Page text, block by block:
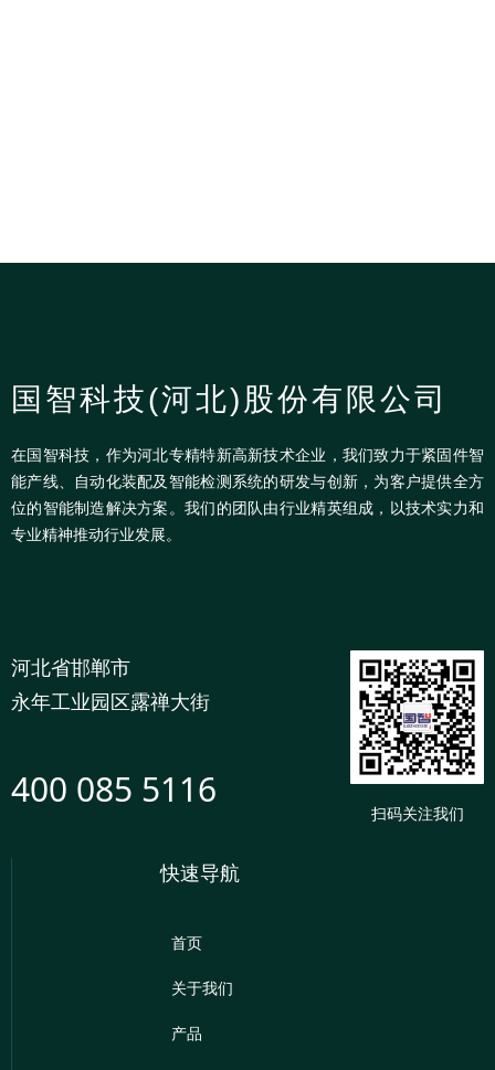
国智科技(河北)股份有限公司
在国智科技，作为河北专精特新高新技术企业，我们致力于紧固件智
能产线、自动化装配及智能检测系统的研发与创新，为客户提供全方
位的智能制造解决方案。我们的团队由行业精英组成，以技术实力和
专业精神推动行业发展。
河北省邯郸市
永年工业园区露禅大街
400 085 5116
扫码关注我们
快速导航
首页
关于我们
产品